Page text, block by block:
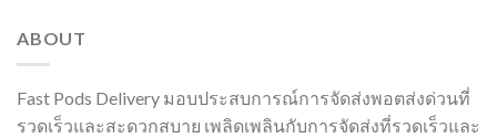
ABOUT
Fast Pods Delivery มอบประสบการณ์การจัดส่งพอตส่งด่วนที่
รวดเร็วและสะดวกสบาย เพลิดเพลินกับการจัดส่งที่รวดเร็วและ